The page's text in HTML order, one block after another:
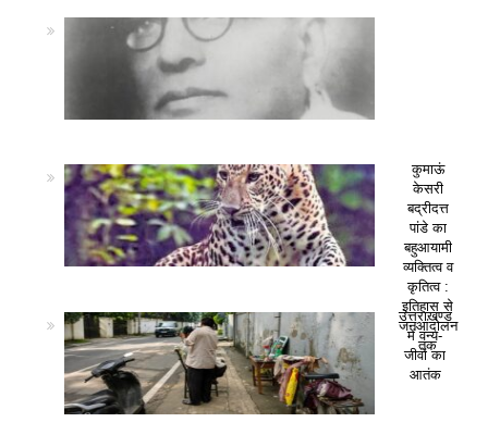
कुमाऊं
केसरी
बद्रीदत्त
पांडे का
बहुआयामी
व्यक्तित्व व
कृतित्व :
इतिहास से
जनआंदोलन
तक
उत्तराखण्ड
में वन्य-
जीवों का
आतंक